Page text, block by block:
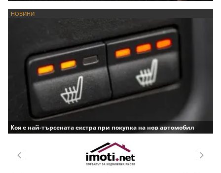
НОВИНИ
Коя е най-търсената екстра при покупка на нов автомобил